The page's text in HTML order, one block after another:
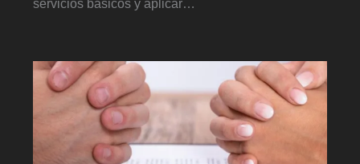
servicios básicos y aplicar…